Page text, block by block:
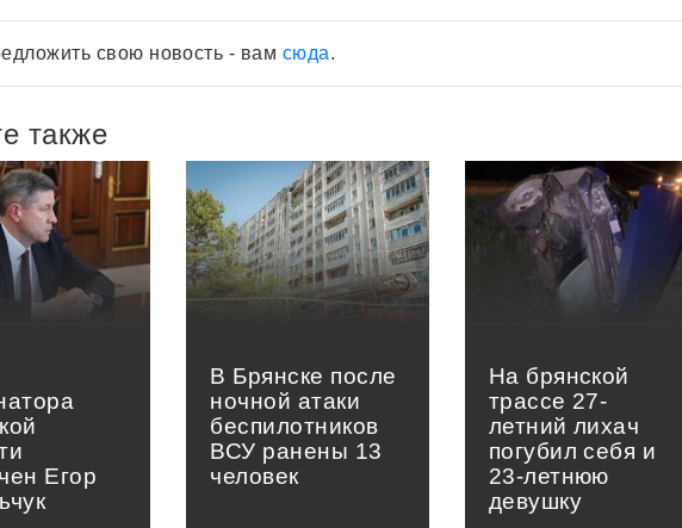
свою новость - вам сюда.
также
Егор
В Брянске после
ночной атаки
беспилотников
ВСУ ранены 13
человек
На брянской
трассе 27-
летний лихач
погубил себя и
23-летнюю
девушку